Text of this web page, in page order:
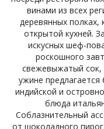
винами из всех
деревянных
открытой кухней.
искусных шеф-
роскошного
свежевыжатый сок,
ужине
индийской и
блюда
Соблазнительный
от шоколадного